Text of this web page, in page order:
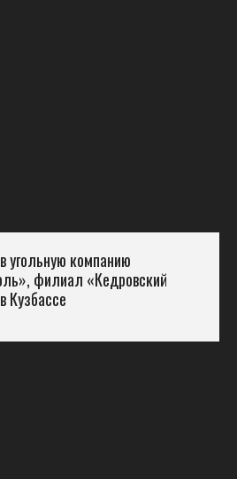
угольную компанию
филиал «Кедровский
Кузбассе